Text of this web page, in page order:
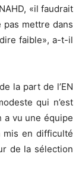
«il faudrait
mettre dans
faible», a-t-il
la part de l’EN
qui n’est
a vu une équipe
mis en difficulté
de la sélection